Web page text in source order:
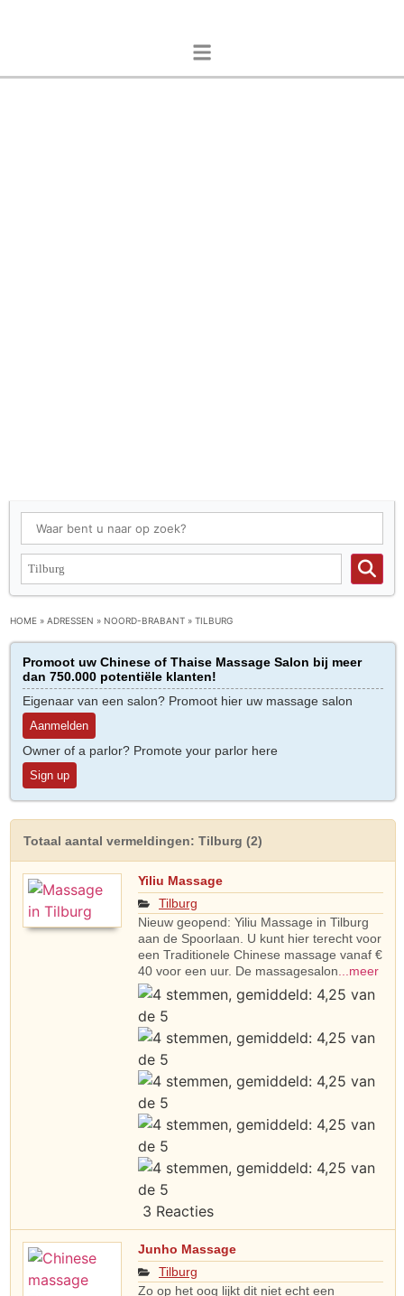
HOME » ADRESSEN » NOORD-BRABANT » TILBURG
Promoot uw Chinese of Thaise Massage Salon bij meer
dan 750.000 potentiële klanten!
Eigenaar van een salon? Promoot hier uw massage salon
Aanmelden
Owner of a parlor? Promote your parlor here
Sign up
Totaal aantal vermeldingen: Tilburg (2)
Yiliu Massage
Tilburg
Nieuw geopend: Yiliu Massage in Tilburg
aan de Spoorlaan. U kunt hier terecht voor
een Traditionele Chinese massage vanaf €
40 voor een uur. De massagesalon ...meer
3 Reacties
Junho Massage
Tilburg
Zo op het oog lijkt dit niet echt een